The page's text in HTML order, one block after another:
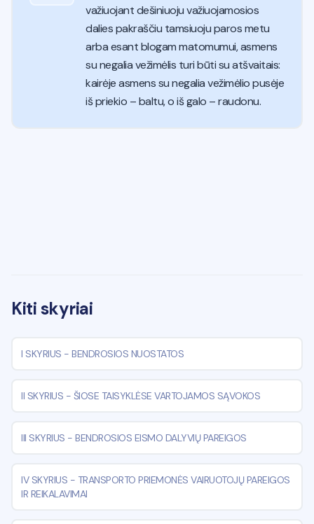
važiuojant dešiniuoju važiuojamosios
dalies pakraščiu tamsiuoju paros metu
arba esant blogam matomumui, asmens
su negalia vežimėlis turi būti su atšvaitais:
kairėje asmens su negalia vežimėlio pusėje
iš priekio – baltu, o iš galo – raudonu.
Kiti skyriai
I SKYRIUS - BENDROSIOS NUOSTATOS
II SKYRIUS - ŠIOSE TAISYKLĖSE VARTOJAMOS SĄVOKOS
III SKYRIUS - BENDROSIOS EISMO DALYVIŲ PAREIGOS
IV SKYRIUS - TRANSPORTO PRIEMONĖS VAIRUOTOJŲ PAREIGOS
IR REIKALAVIMAI